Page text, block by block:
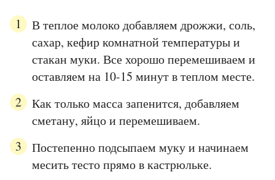
В теплое молоко добавляем дрожжи, соль,
сахар, кефир комнатной температуры и
стакан муки. Все хорошо перемешиваем и
оставляем на 10-15 минут в теплом месте.
Как только масса запенится, добавляем
сметану, яйцо и перемешиваем.
Постепенно подсыпаем муку и начинаем
месить тесто прямо в кастрюльке.